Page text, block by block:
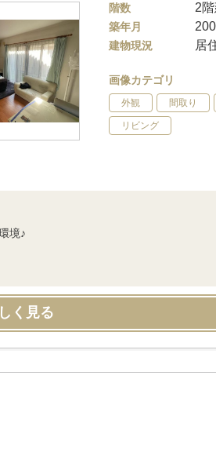
階数 2
築年月
建物現況 居
画像カテゴリ
外観 間取り
リビング
境♪
く見る